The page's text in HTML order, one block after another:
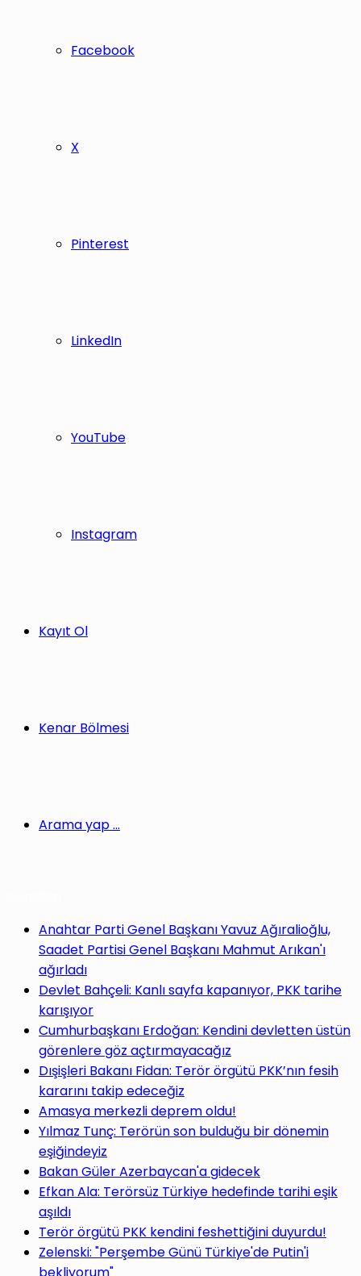
Facebook
X
Pinterest
LinkedIn
YouTube
Instagram
Kayıt Ol
Kenar Bölmesi
Arama yap ...
Anahtar Parti Genel Başkanı Yavuz Ağıralioğlu,
Saadet Partisi Genel Başkanı Mahmut Arıkan'ı
ağırladı
Devlet Bahçeli: Kanlı sayfa kapanıyor, PKK tarihe
karışıyor
Cumhurbaşkanı Erdoğan: Kendini devletten üstün
görenlere göz açtırmayacağız
Dışişleri Bakanı Fidan: Terör örgütü PKK’nın fesih
kararını takip edeceğiz
Amasya merkezli deprem oldu!
Yılmaz Tunç: Terörün son bulduğu bir dönemin
eşiğindeyiz
Bakan Güler Azerbaycan'a gidecek
Efkan Ala: Terörsüz Türkiye hedefinde tarihi eşik
aşıldı
Terör örgütü PKK kendini feshettiğini duyurdu!
Zelenski: "Perşembe Günü Türkiye'de Putin'i